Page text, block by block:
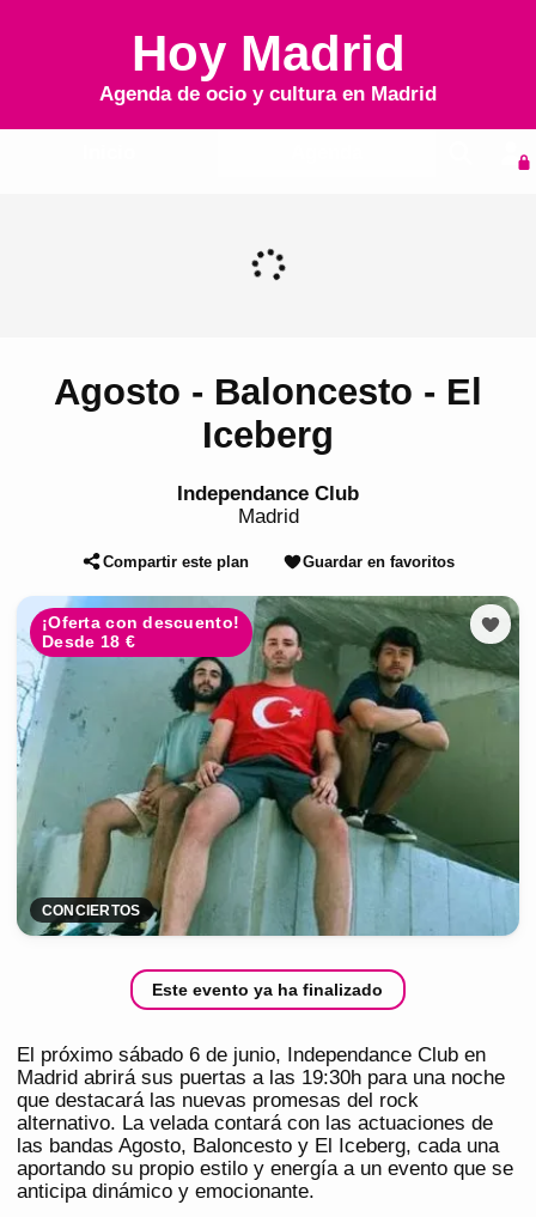
Hoy Madrid
Agenda de ocio y cultura en Madrid
Agosto - Baloncesto - El
Iceberg
Independance Club
Madrid
Compartir este plan Guardar en favoritos
¡Oferta con descuento!
Desde 18 €
CONCIERTOS
Este evento ya ha finalizado
El próximo sábado 6 de junio, Independance Club en
Madrid abrirá sus puertas a las 19:30h para una noche
que destacará las nuevas promesas del rock
alternativo. La velada contará con las actuaciones de
las bandas Agosto, Baloncesto y El Iceberg, cada una
aportando su propio estilo y energía a un evento que se
anticipa dinámico y emocionante.